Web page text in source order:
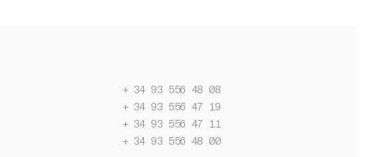
+ 34 93 556 48 08
+ 34 93 556 47 19
+ 34 93 556 47 11
+ 34 93 556 48 00